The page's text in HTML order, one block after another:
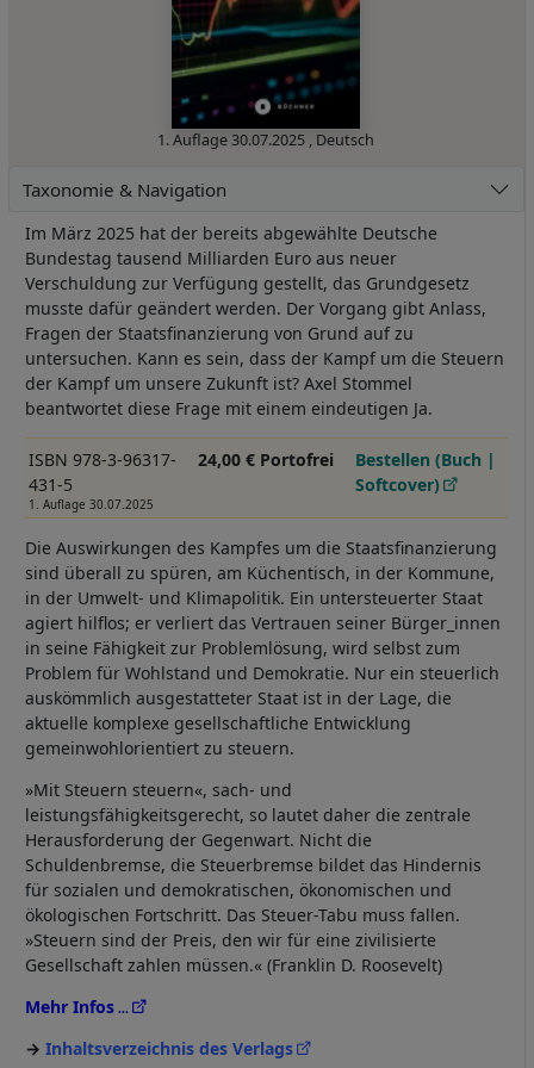
1. Auflage30.07.2025 , Deutsch
Taxonomie & Navigation
Im März 2025 hat der bereits abgewählte Deutsche
Bundestag tausend Milliarden Euro aus neuer
Verschuldung zur Verfügung gestellt, das Grundgesetz
musste dafür geändert werden. Der Vorgang gibt Anlass,
Fragen der Staatsfinanzierung von Grund auf zu
untersuchen. Kann es sein, dass der Kampf um die Steuern
der Kampf um unsere Zukunft ist? Axel Stommel
beantwortet diese Frage mit einem eindeutigen Ja.
ISBN 978-3-96317-
431-5
1. Auflage 30.07.2025
24,00 € Portofrei
Bestellen (Buch |
Softcover)
Die Auswirkungen des Kampfes um die Staatsfinanzierung
sind überall zu spüren, am Küchentisch, in der Kommune,
in der Umwelt- und Klimapolitik. Ein untersteuerter Staat
agiert hilflos; er verliert das Vertrauen seiner Bürger_innen
in seine Fähigkeit zur Problemlösung, wird selbst zum
Problem für Wohlstand und Demokratie. Nur ein steuerlich
auskömmlich ausgestatteter Staat ist in der Lage, die
aktuelle komplexe gesellschaftliche Entwicklung
gemeinwohlorientiert zu steuern.
»Mit Steuern steuern«, sach- und
leistungsfähigkeitsgerecht, so lautet daher die zentrale
Herausforderung der Gegenwart. Nicht die
Schuldenbremse, die Steuerbremse bildet das Hindernis
für sozialen und demokratischen, ökonomischen und
ökologischen Fortschritt. Das Steuer-Tabu muss fallen.
»Steuern sind der Preis, den wir für eine zivilisierte
Gesellschaft zahlen müssen.« (Franklin D. Roosevelt)
Mehr Infos
Inhaltsverzeichnis des Verlags